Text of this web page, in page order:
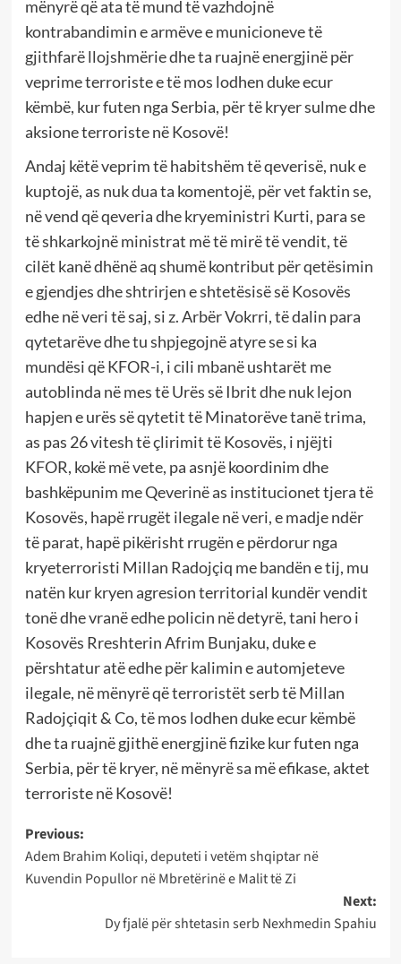
mënyrë që ata të mund të vazhdojnë
kontrabandimin e armëve e municioneve të
gjithfarë llojshmërie dhe ta ruajnë energjinë për
veprime terroriste e të mos lodhen duke ecur
këmbë, kur futen nga Serbia, për të kryer sulme dhe
aksione terroriste në Kosovë!
Andaj këtë veprim të habitshëm të qeverisë, nuk e
kuptojë, as nuk dua ta komentojë, për vet faktin se,
në vend që qeveria dhe kryeministri Kurti, para se
të shkarkojnë ministrat më të mirë të vendit, të
cilët kanë dhënë aq shumë kontribut për qetësimin
e gjendjes dhe shtrirjen e shtetësisë së Kosovës
edhe në veri të saj, si z. Arbër Vokrri, të dalin para
qytetarëve dhe tu shpjegojnë atyre se si ka
mundësi që KFOR-i, i cili mbanë ushtarët me
autoblinda në mes të Urës së Ibrit dhe nuk lejon
hapjen e urës së qytetit të Minatorëve tanë trima,
as pas 26 vitesh të çlirimit të Kosovës, i njëjti
KFOR, kokë më vete, pa asnjë koordinim dhe
bashkëpunim me Qeverinë as institucionet tjera të
Kosovës, hapë rrugët ilegale në veri, e madje ndër
të parat, hapë pikërisht rrugën e përdorur nga
kryeterroristi Millan Radojçiq me bandën e tij, mu
natën kur kryen agresion territorial kundër vendit
tonë dhe vranë edhe policin në detyrë, tani hero i
Kosovës Rreshterin Afrim Bunjaku, duke e
përshtatur atë edhe për kalimin e automjeteve
ilegale, në mënyrë që terroristët serb të Millan
Radojçiqit & Co, të mos lodhen duke ecur këmbë
dhe ta ruajnë gjithë energjinë fizike kur futen nga
Serbia, për të kryer, në mënyrë sa më efikase, aktet
terroriste në Kosovë!
Post
navigation
Previous:
Adem Brahim Koliqi, deputeti i vetëm shqiptar në
Kuvendin Popullor në Mbretërinë e Malit të Zi
Next:
Dy fjalë për shtetasin serb Nexhmedin Spahiu